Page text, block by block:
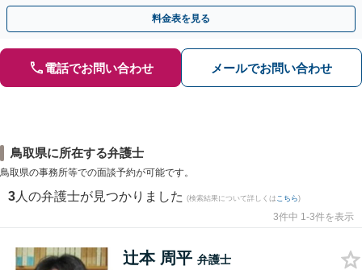
のみで解決も可能！
料金表を見る
電話でお問い合わせ メールでお問い合わせ
鳥取県に所在する弁護士
鳥取県の事務所等での面談予約が可能です。
3 人の弁護士が見つかりました (検索結果について詳しくは こちら)
3件中 1-3件を表示
辻本 周平 弁護士